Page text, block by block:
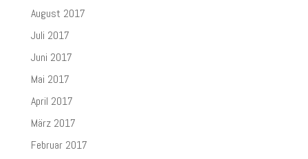
August 2017
Juli 2017
Juni 2017
Mai 2017
April 2017
März 2017
Februar 2017